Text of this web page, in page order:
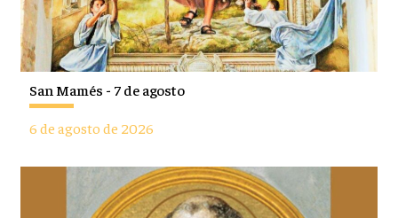
San Mamés - 7 de agosto
6 de agosto de 2026